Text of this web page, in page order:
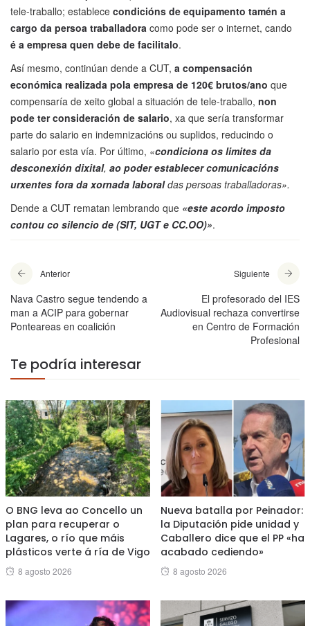
tele-traballo; establece condicións de equipamento tamén a
cargo da persoa traballadora como pode ser o internet, cando
é a empresa quen debe de facilitalo.
Así mesmo, continúan dende a CUT, a compensación
económica realizada pola empresa de 120€ brutos/ano que
compensaría de xeito global a situación de tele-traballo, non
pode ter consideración de salario, xa que sería transformar
parte do salario en indemnizacións ou suplidos, reducindo o
salario por esta vía. Por último, «condiciona os limites da
desconexión dixital, ao poder establecer comunicacións
urxentes fora da xornada laboraldas persoas traballadoras».
Dende a CUT rematan lembrando que «este acordo imposto
contou co silencio de (SIT, UGT e CC.OO)».
Anterior
Nava Castro segue tendendo a
man a ACIP para gobernar
Ponteareas en coalición
Siguiente
El profesorado del IES
Audiovisual rechaza convertirse
en Centro de Formación
Profesional
Te podría interesar
O BNG leva ao Concello un
plan para recuperar o
Lagares, o río que máis
plásticos verte á ría de Vigo
Posted
8 agosto 2026
Nueva batalla por Peinador:
la Diputación pide unidad y
Caballero dice que el PP «ha
acabado cediendo»
Posted
8 agosto 2026